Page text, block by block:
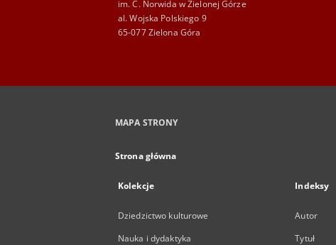
im. C. Norwida w Zielonej Górze
al. Wojska Polskiego 9
65-077 Zielona Góra
MAPA STRONY
Strona główna
Kolekcje
Dziedzictwo kulturowe
Nauka i dydaktyka
Indeksy
Autor
Tytuł